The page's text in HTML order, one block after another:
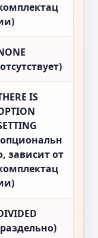
IS
зависит от